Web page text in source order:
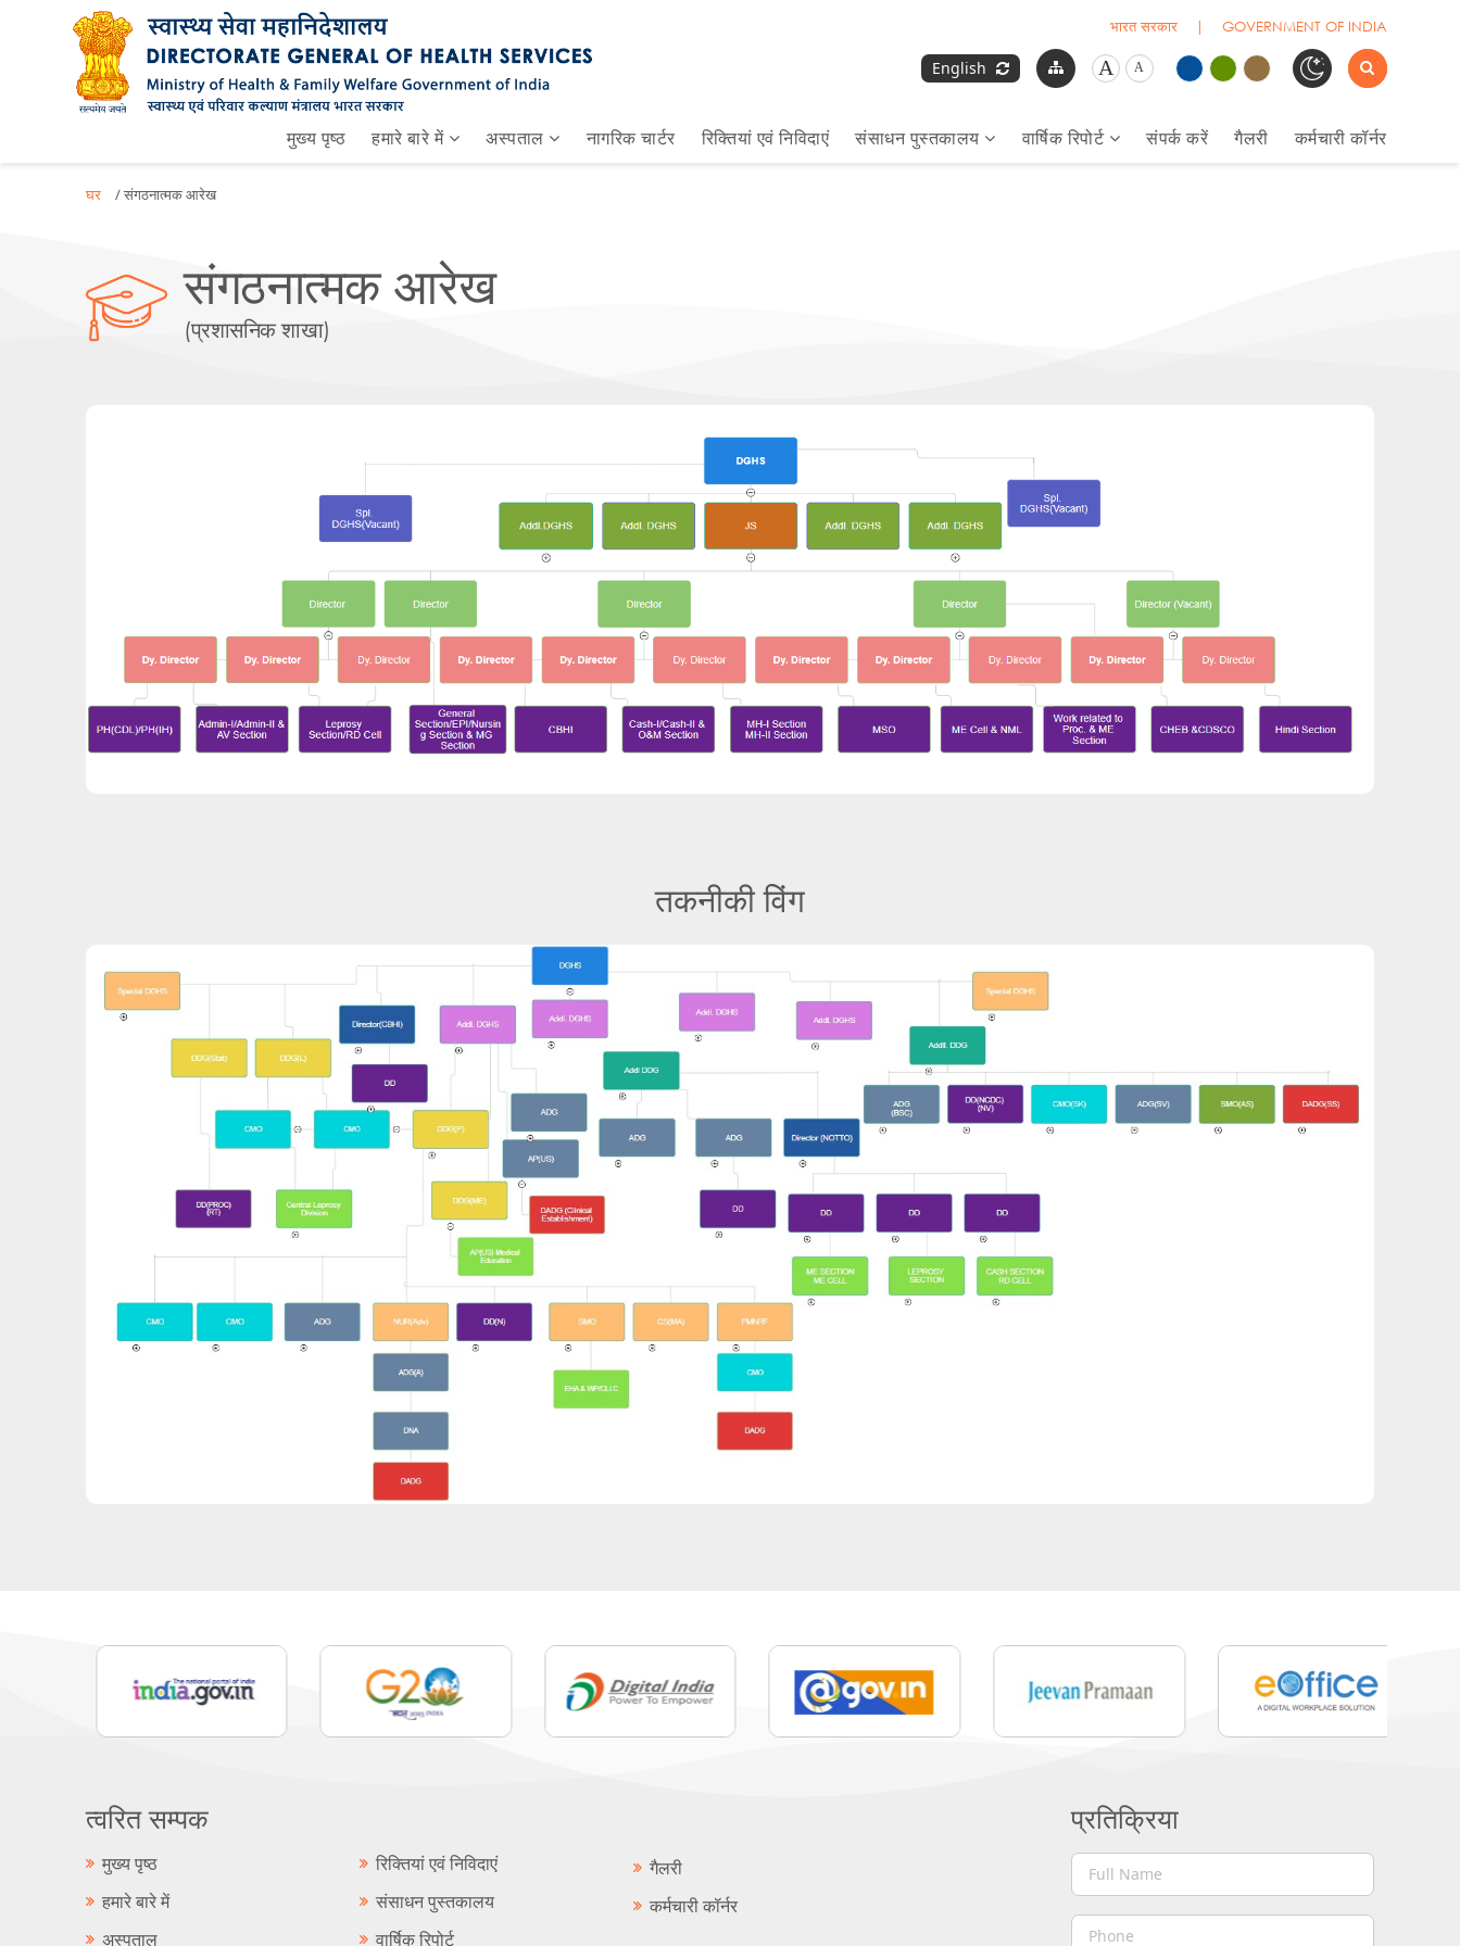
भारत सरकार | GOVERNMENT OF INDIA
A A
English
मुख्य पृष्ठ हमारे बारे में अस्पताल नागरिक चार्टर रिक्तियां एवं निविदाएं संसाधन पुस्तकालय वार्षिक रिपोर्ट संपर्क करें गैलरी कर्मचारी कॉर्नर
घर / संगठनात्मक आरेख
संगठनात्मक आरेख
(प्रशासनिक शाखा)
तकनीकी विंग
त्वरित सम्पक
मुख्य पृष्ठ
हमारे बारे में
अस्पताल
रिक्तियां एवं निविदाएं
संसाधन पुस्तकालय
वार्षिक रिपोर्ट
गैलरी
कर्मचारी कॉर्नर
प्रतिक्रिया